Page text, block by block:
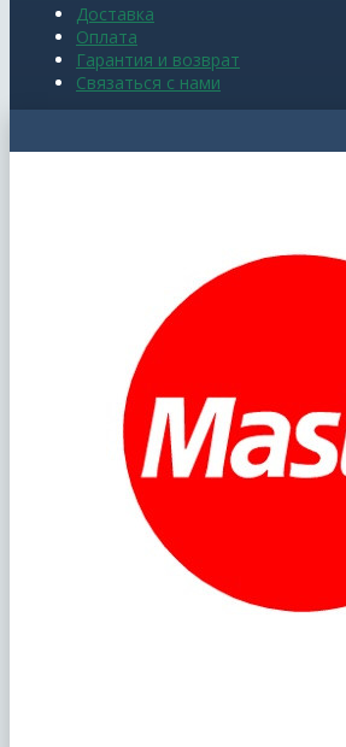
Доставка
Оплата
Гарантия и возврат
Связаться с нами